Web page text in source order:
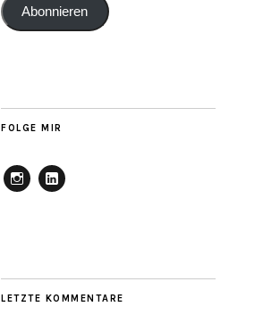
Abonnieren
FOLGE MIR
LETZTE KOMMENTARE